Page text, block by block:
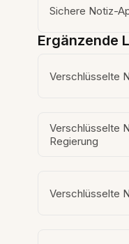
Sichere Notiz-
Ergänzende
Verschlüsselte
Verschlüsselte
Regierung
Verschlüsselte